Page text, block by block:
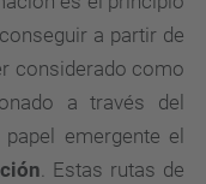
a partir de
considerado como
a través del
emergente el
. Estas rutas de